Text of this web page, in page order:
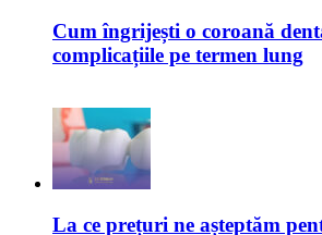
Cum îngrijești o coroană
complicațiile pe termen lung
La ce prețuri ne așteptăm